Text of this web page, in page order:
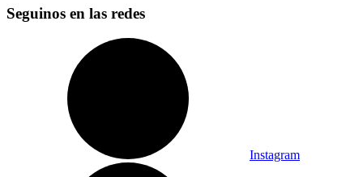
Seguinos en las redes
Instagram